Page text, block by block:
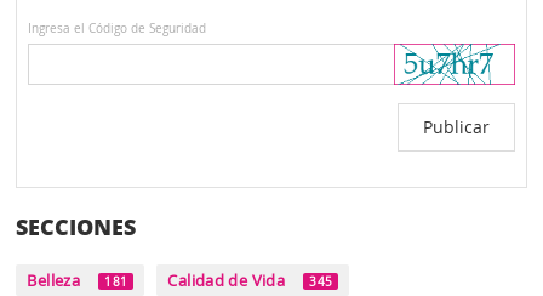
Ingresa el Código de Seguridad
SECCIONES
Belleza 181 Calidad de Vida 345